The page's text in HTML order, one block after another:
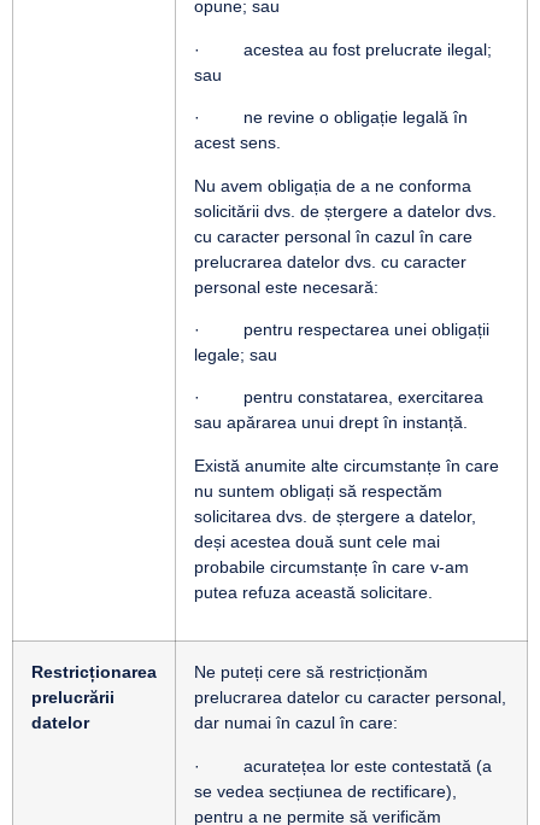
opune; sau
· acestea au fost prelucrate ilegal;
sau
· ne revine o obligație legală în
acest sens.
Nu avem obligația de a ne conforma
solicitării dvs. de ștergere a datelor dvs.
cu caracter personal în cazul în care
prelucrarea datelor dvs. cu caracter
personal este necesară:
· pentru respectarea unei obligații
legale; sau
· pentru constatarea, exercitarea
sau apărarea unui drept în instanță.
Există anumite alte circumstanțe în care
nu suntem obligați să respectăm
solicitarea dvs. de ștergere a datelor,
deși acestea două sunt cele mai
probabile circumstanțe în care v-am
putea refuza această solicitare.
Restricționarea
prelucrării
datelor
Ne puteți cere să restricționăm
prelucrarea datelor cu caracter personal,
dar numai în cazul în care:
· acuratețea lor este contestată (a
se vedea secțiunea de rectificare),
pentru a ne permite să verificăm